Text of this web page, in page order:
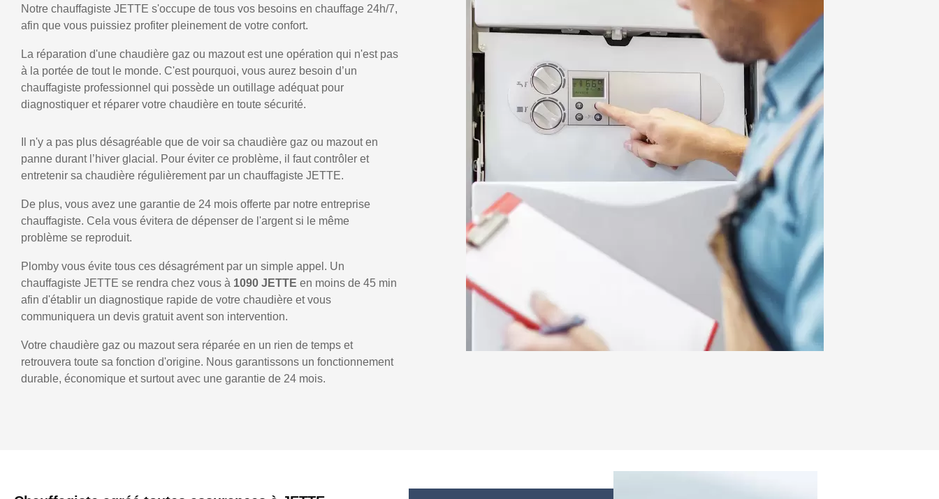
Notre chauffagiste JETTE s'occupe de tous vos besoins en chauffage 24h/7,
afin que vous puissiez profiter pleinement de votre confort.
La réparation d'une chaudière gaz ou mazout est une opération qui n'est pas
à la portée de tout le monde. C'est pourquoi, vous aurez besoin d’un
chauffagiste professionnel qui possède un outillage adéquat pour
diagnostiquer et réparer votre chaudière en toute sécurité.
Il n'y a pas plus désagréable que de voir sa chaudière gaz ou mazout en
panne durant l’hiver glacial. Pour éviter ce problème, il faut contrôler et
entretenir sa chaudière régulièrement par un chauffagiste JETTE.
De plus, vous avez une garantie de 24 mois offerte par notre entreprise
chauffagiste. Cela vous évitera de dépenser de l'argent si le même
problème se reproduit.
Plomby vous évite tous ces désagrément par un simple appel. Un
chauffagiste JETTE se rendra chez vous à 1090 JETTE en moins de 45 min
afin d'établir un diagnostique rapide de votre chaudière et vous
communiquera un devis gratuit avent son intervention.
Votre chaudière gaz ou mazout sera réparée en un rien de temps et
retrouvera toute sa fonction d'origine. Nous garantissons un fonctionnement
durable, économique et surtout avec une garantie de 24 mois.